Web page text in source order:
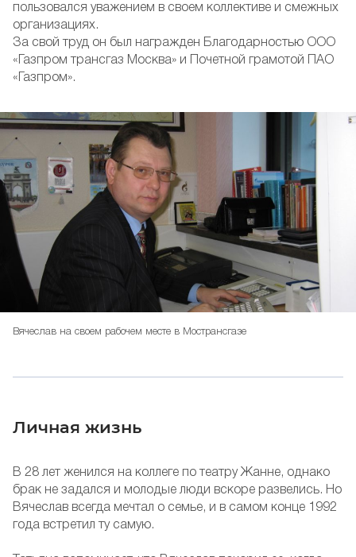
пользовался уважением в своем коллективе и смежных
организациях.
За свой труд он был награжден Благодарностью ООО
«Газпром трансгаз Москва» и Почетной грамотой ПАО
«Газпром».
Вячеслав на своем рабочем месте в Мострансгазе
Личная жизнь
В 28 лет женился на коллеге по театру Жанне, однако
брак не задался и молодые люди вскоре развелись. Но
Вячеслав всегда мечтал о семье, и в самом конце 1992
года встретил ту самую.